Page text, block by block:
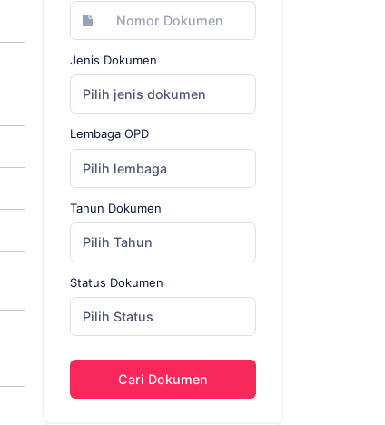
Jenis Dokumen
Pilih jenis dokumen
Lembaga OPD
Pilih lembaga
Tahun Dokumen
Pilih Tahun
Status Dokumen
Pilih Status
Cari Dokumen